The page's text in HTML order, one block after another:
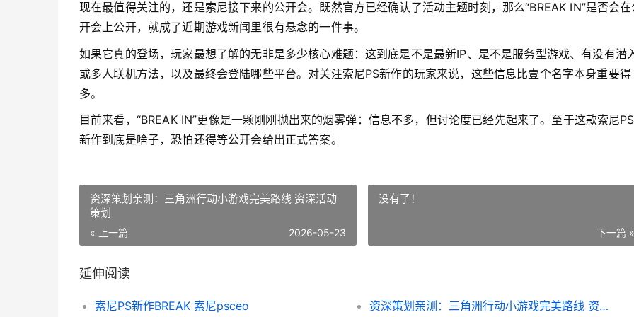
现在最值得关注的，还是索尼接下来的公开会。既然官方已经确认了活动主题时刻，那么“BREAK IN”是否会在
开会上公开，就成了近期游戏新闻里很有悬念的一件事。
如果它真的登场，玩家最想了解的无非是多少核心难题：这到底是不是最新IP、是不是服务型游戏、有没有潜
或多人联机方法，以及最终会登陆哪些平台。对关注索尼PS新作的玩家来说，这些信息比壹个名字本身重要得
多。
目前来看，“BREAK IN”更像是一颗刚刚抛出来的烟雾弹：信息不多，但讨论度已经先起来了。至于这款索尼PS
新作到底是啥子，恐怕还得等公开会给出正式答案。
资深策划亲测：三角洲行动小游戏完美路线 资深活动
策划
« 上一篇 2026-05-23
没有了！
下一篇 »
延伸阅读
索尼PS新作BREAK 索尼psceo 资深策划亲测：三角洲行动小游戏完美路线 资深活动策划